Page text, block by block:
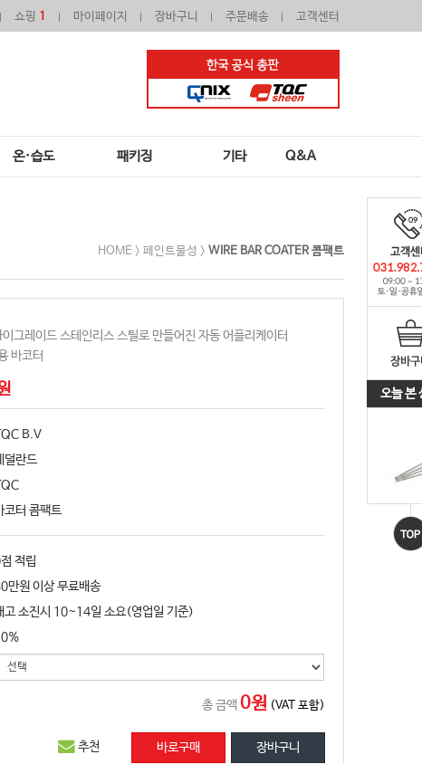
쇼핑 1 마이페이지 장바구니 주문배송 고객센터
온·습도 패키징 기타 Q&A
오늘 본
HOME > 페인트물성 > WIRE BAR COATER 콤팩트
그레이드 스테인리스 스틸로 만들어진 자동 어플리케이터
바코터
B.V
덜란드
코터 콤팩트
적립
만원 이상 무료배송
고 소진시 10~14일 소요(영업일 기준)
총 금액 0원 (VAT 포함)
추천